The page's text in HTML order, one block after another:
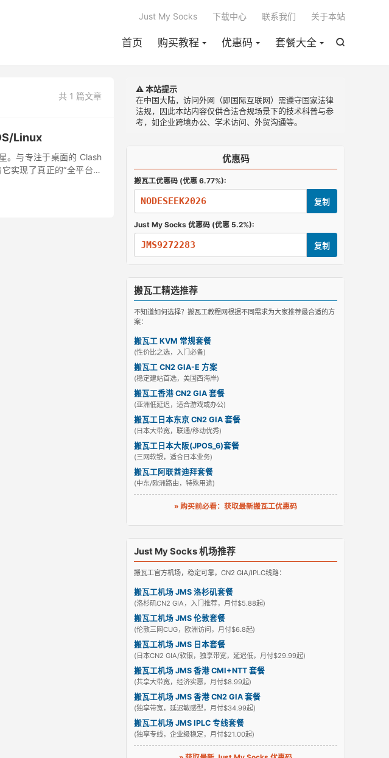

首页 购买教程 优惠码 套餐大全
Just My Socks 下载中心 联系我们 关于本站
共 1 篇文章
Linux
。与专注于桌面的 Clash
实现了真正的“全平台统
⚠️ 本站提示
在中国大陆，访问外网（即国际互联网）需遵守国家法律
法规，因此本站内容仅供合法合规场景下的技术科普与参
考，如企业跨境办公、学术访问、外贸沟通等。
优惠码
搬瓦工优惠码 (优惠 6.77%):
NODESEEK2026 复制
Just My Socks 优惠码 (优惠 5.2%):
JMS9272283 复制
搬瓦工精选推荐
不知道如何选择？搬瓦工教程网根据不同需求为大家推荐最合适的方
案：
搬瓦工 KVM 常规套餐
(性价比之选，入门必备)
搬瓦工 CN2 GIA-E 方案
(稳定建站首选，美国西海岸)
搬瓦工香港 CN2 GIA 套餐
(亚洲低延迟，适合游戏或办公)
搬瓦工日本东京 CN2 GIA 套餐
(日本大带宽，联通/移动优秀)
搬瓦工日本大阪(JPOS_6)套餐
(三网软银，适合日本业务)
搬瓦工阿联酋迪拜套餐
(中东/欧洲路由，特殊用途)
» 购买前必看：获取最新搬瓦工优惠码
Just My Socks 机场推荐
搬瓦工官方机场，稳定可靠，CN2 GIA/IPLC线路：
搬瓦工机场 JMS 洛杉矶套餐
(洛杉矶CN2 GIA，入门推荐，月付$5.88起)
搬瓦工机场 JMS 伦敦套餐
(伦敦三网CUG，欧洲访问，月付$6.8起)
搬瓦工机场 JMS 日本套餐
(日本CN2 GIA/软银，独享带宽，延迟低，月付$29.99起)
搬瓦工机场 JMS 香港 CMI+NTT 套餐
(共享大带宽，经济实惠，月付$8.99起)
搬瓦工机场 JMS 香港 CN2 GIA 套餐
(独享带宽，延迟敏感型，月付$34.99起)
搬瓦工机场 JMS IPLC 专线套餐
(独享专线，企业级稳定，月付$21.00起)